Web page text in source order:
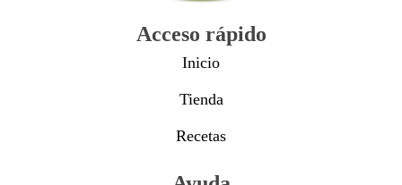
Acceso rápido
Inicio
Tienda
Recetas